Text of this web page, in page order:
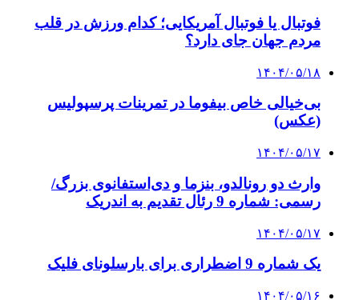
فوتبال یا فوتبال آمریکایی؛ کدام ورزش در قلب
مردم جهان جای دارد؟
۱۴۰۴/۰۵/۱۸
بی‌خیالی خاص بیفوما در تمرینات پرسپولیس
(عکس)
۱۴۰۴/۰۵/۱۷
وارث دو رونالدو، بنزما و دی‌استفانوی بزرگ/
رسمی: شماره 9 رئال تقدیم به اندریک
۱۴۰۴/۰۵/۱۷
یک شماره 9 اضطراری برای بارسلونای فلیک
۱۴۰۴/۰۵/۱۶